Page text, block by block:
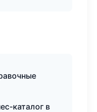
каталог в